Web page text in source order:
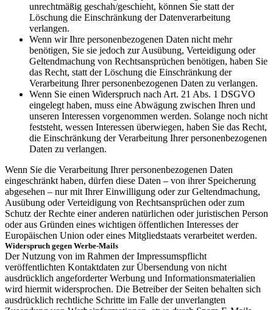
unrechtmäßig geschah/geschieht, können Sie statt der
Löschung die Einschränkung der Datenverarbeitung
verlangen.
Wenn wir Ihre personenbezogenen Daten nicht mehr
benötigen, Sie sie jedoch zur Ausübung, Verteidigung oder
Geltendmachung von Rechtsansprüchen benötigen, haben Sie
das Recht, statt der Löschung die Einschränkung der
Verarbeitung Ihrer personenbezogenen Daten zu verlangen.
Wenn Sie einen Widerspruch nach Art. 21 Abs. 1 DSGVO
eingelegt haben, muss eine Abwägung zwischen Ihren und
unseren Interessen vorgenommen werden. Solange noch nicht
feststeht, wessen Interessen überwiegen, haben Sie das Recht,
die Einschränkung der Verarbeitung Ihrer personenbezogenen
Daten zu verlangen.
Wenn Sie die Verarbeitung Ihrer personenbezogenen Daten
eingeschränkt haben, dürfen diese Daten – von ihrer Speicherung
abgesehen – nur mit Ihrer Einwilligung oder zur Geltendmachung,
Ausübung oder Verteidigung von Rechtsansprüchen oder zum
Schutz der Rechte einer anderen natürlichen oder juristischen Person
oder aus Gründen eines wichtigen öffentlichen Interesses der
Europäischen Union oder eines Mitgliedstaats verarbeitet werden.
Widerspruch gegen Werbe-Mails
Der Nutzung von im Rahmen der Impressumspflicht
veröffentlichten Kontaktdaten zur Übersendung von nicht
ausdrücklich angeforderter Werbung und Informationsmaterialien
wird hiermit widersprochen. Die Betreiber der Seiten behalten sich
ausdrücklich rechtliche Schritte im Falle der unverlangten